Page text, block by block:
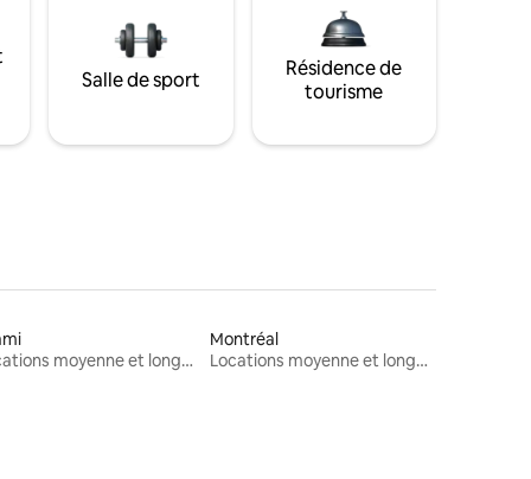
Salle de sport
Résidence de
tourisme
Locations moyenne et longue durée
Montréal
Locations moyenne et longue durée